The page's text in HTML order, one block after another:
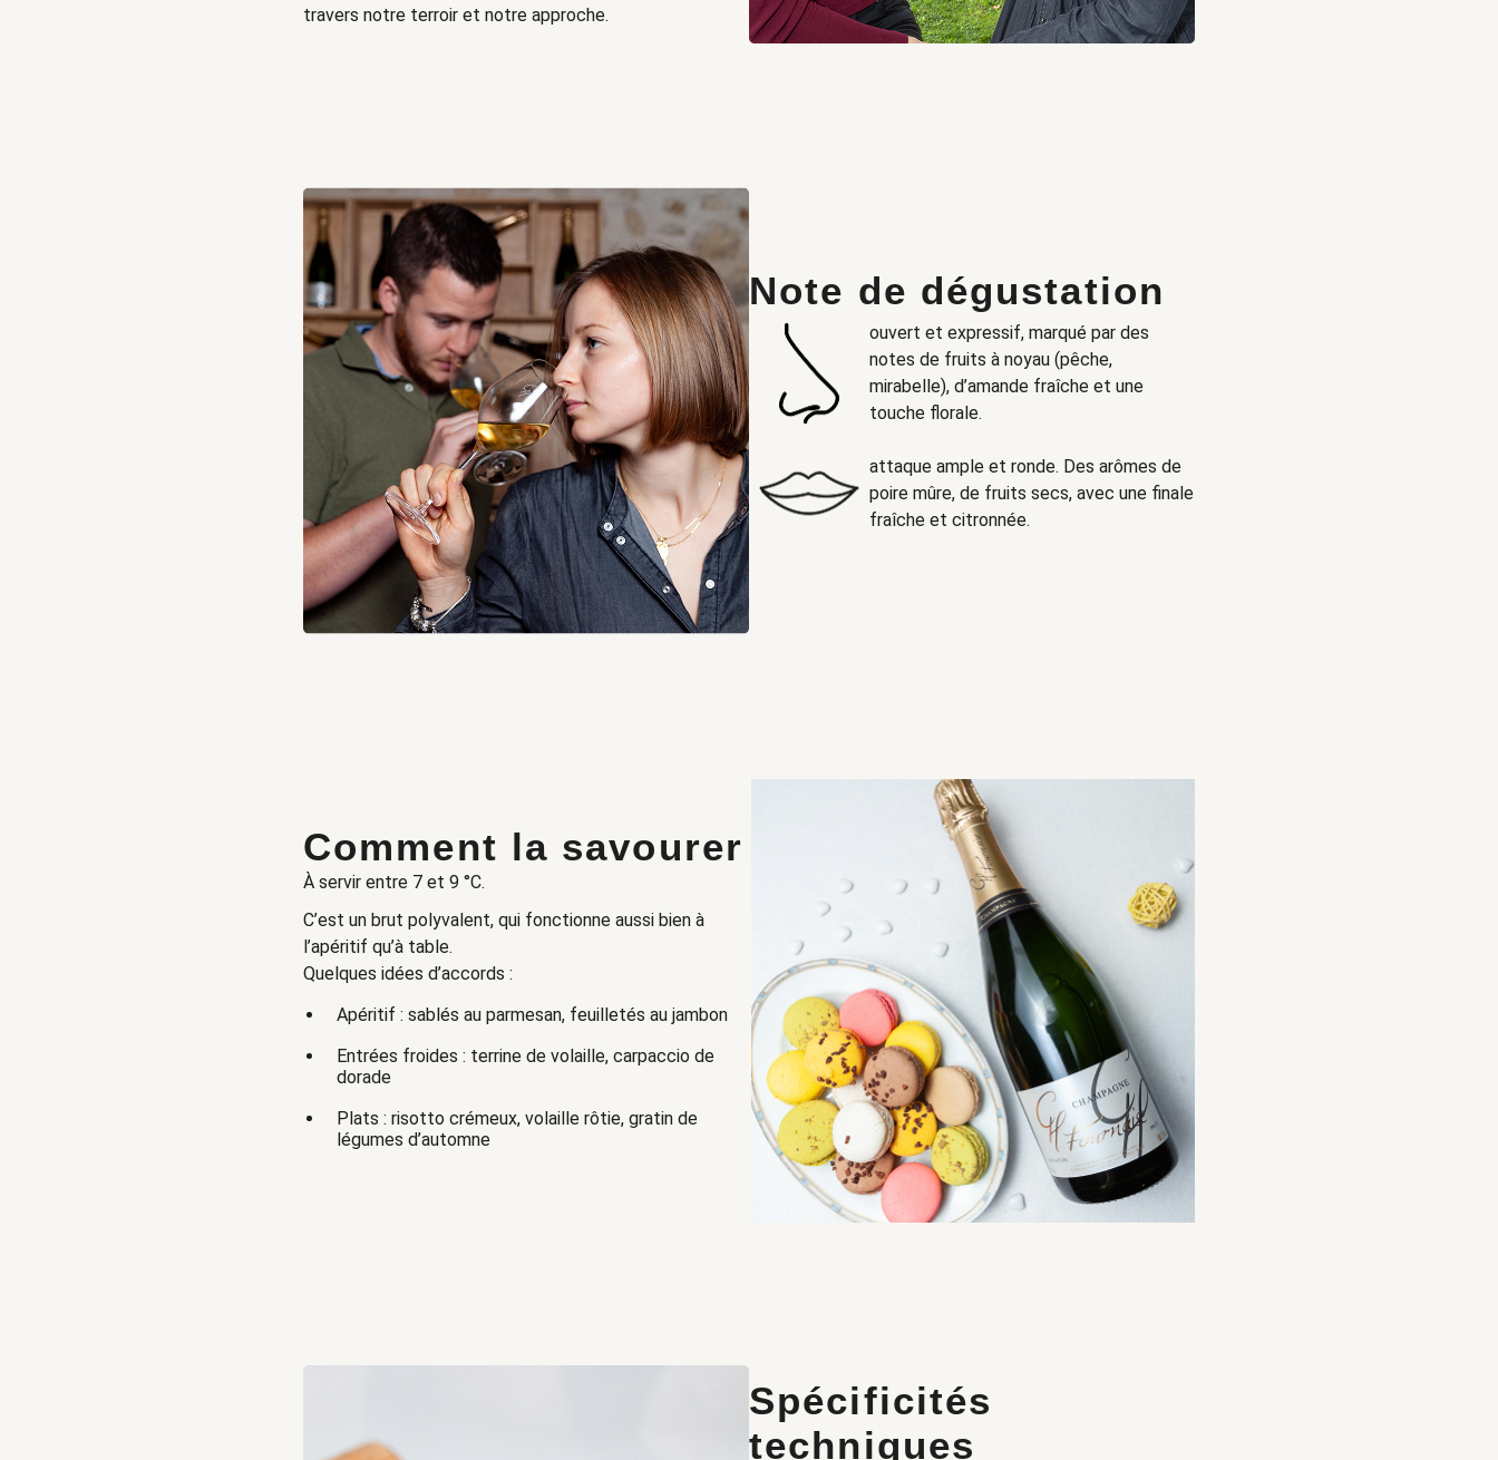
travers notre terroir et notre approche.
Note de dégustation
ouvert et expressif, marqué par des
notes de fruits à noyau (pêche,
mirabelle), d’amande fraîche et une
touche florale.
attaque ample et ronde. Des arômes de
poire mûre, de fruits secs, avec une finale
fraîche et citronnée.
Comment la savourer
À servir entre 7 et 9 °C.
C’est un brut polyvalent, qui fonctionne aussi bien à
l’apéritif qu’à table.
Quelques idées d’accords :
Apéritif : sablés au parmesan, feuilletés au jambon
Entrées froides : terrine de volaille, carpaccio de
dorade
Plats : risotto crémeux, volaille rôtie, gratin de
légumes d’automne
Spécificités
techniques